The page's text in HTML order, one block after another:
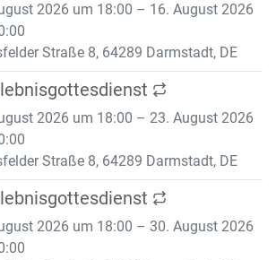
2026 um 18:00 – 16. August 2026
Straße 8, 64289 Darmstadt, DE
2026 um 18:00 – 23. August 2026
Straße 8, 64289 Darmstadt, DE
2026 um 18:00 – 30. August 2026